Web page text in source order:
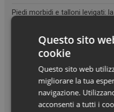
Piedi morbidi e talloni levigati:
Maschera in crema ispirata
Questo sito
cookie
Questo sito web
migliorare la tua
navigazione.
acconsenti a tutti i